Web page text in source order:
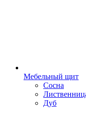
Мебельный щит
Сосна
Дуб